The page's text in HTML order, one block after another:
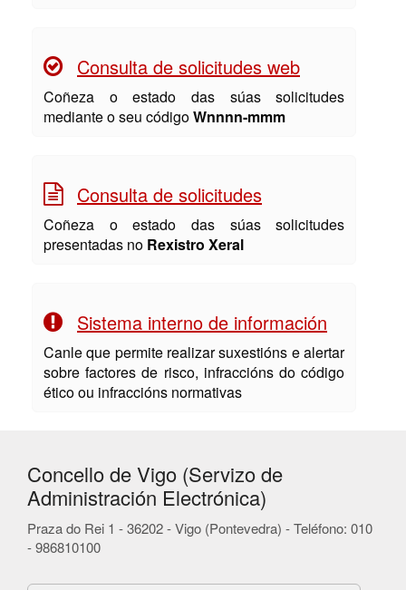
Consulta de solicitudes web
Coñeza o estado das súas solicitudes
mediante o seu códigoWnnnn-mmm
Consulta de solicitudes
Coñeza o estado das súas solicitudes
presentadas no Rexistro Xeral
Sistema interno de información
Canle que permite realizar suxestións e alertar
sobre factores de risco, infraccións do código
ético ou infraccións normativas
Concello de Vigo (Servizo de
Administración Electrónica)
Praza do Rei 1 - 36202 - Vigo (Pontevedra) - Teléfono: 010
- 986810100